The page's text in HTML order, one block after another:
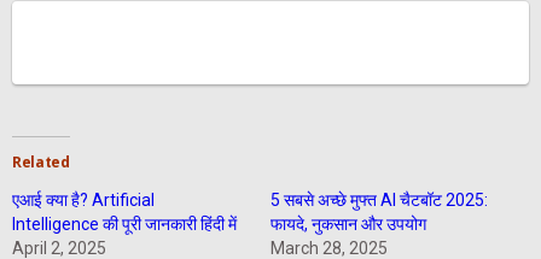
Related
एआई क्या है? Artificial
Intelligence की पूरी जानकारी हिंदी में
April 2, 2025
5 सबसे अच्छे मुफ्त AI चैटबॉट 2025:
फायदे, नुकसान और उपयोग
March 28, 2025